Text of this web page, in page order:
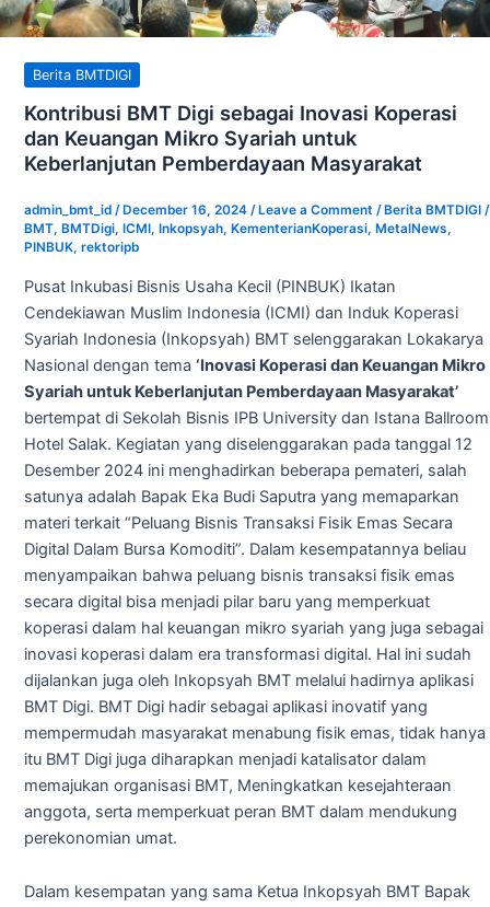
Berita BMTDIGI
Kontribusi BMT Digi sebagai Inovasi Koperasi
dan Keuangan Mikro Syariah untuk
Keberlanjutan Pemberdayaan Masyarakat
admin_bmt_id / December 16, 2024 / Leave a Comment / Berita BMTDIGI/
BMT, BMTDigi, ICMI, Inkopsyah, KementerianKoperasi, MetalNews,
PINBUK, rektoripb
Pusat Inkubasi Bisnis Usaha Kecil (PINBUK) Ikatan
Cendekiawan Muslim Indonesia (ICMI) dan Induk Koperasi
Syariah Indonesia (Inkopsyah) BMT selenggarakan Lokakarya
Nasional dengan tema ‘Inovasi Koperasi dan Keuangan Mikro
Syariah untuk Keberlanjutan Pemberdayaan Masyarakat’
bertempat di Sekolah Bisnis IPB University dan Istana Ballroom
Hotel Salak. Kegiatan yang diselenggarakan pada tanggal 12
Desember 2024 ini menghadirkan beberapa pemateri, salah
satunya adalah Bapak Eka Budi Saputra yang memaparkan
materi terkait “Peluang Bisnis Transaksi Fisik Emas Secara
Digital Dalam Bursa Komoditi”. Dalam kesempatannya beliau
menyampaikan bahwa peluang bisnis transaksi fisik emas
secara digital bisa menjadi pilar baru yang memperkuat
koperasi dalam hal keuangan mikro syariah yang juga sebagai
inovasi koperasi dalam era transformasi digital. Hal ini sudah
dijalankan juga oleh Inkopsyah BMT melalui hadirnya aplikasi
BMT Digi. BMT Digi hadir sebagai aplikasi inovatif yang
mempermudah masyarakat menabung fisik emas, tidak hanya
itu BMT Digi juga diharapkan menjadi katalisator dalam
memajukan organisasi BMT, Meningkatkan kesejahteraan
anggota, serta memperkuat peran BMT dalam mendukung
perekonomian umat.
Dalam kesempatan yang sama Ketua Inkopsyah BMT Bapak
Mikro
untuk
Keberlanjutan
Pemberdayaan
Masyarakat